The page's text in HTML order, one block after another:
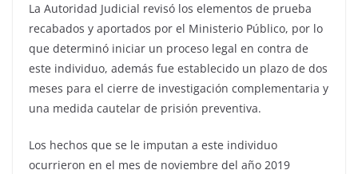
La Autoridad Judicial revisó los elementos de prueba
recabados y aportados por el Ministerio Público, por lo
que determinó iniciar un proceso legal en contra de
este individuo, además fue establecido un plazo de dos
meses para el cierre de investigación complementaria y
una medida cautelar de prisión preventiva.
Los hechos que se le imputan a este individuo
ocurrieron en el mes de noviembre del año 2019